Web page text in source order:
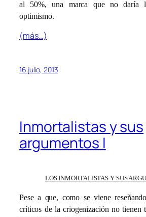
al 50%, una marca que no daría
optimismo.
(más…)
16 julio, 2013
Inmortalistas y sus
argumentos I
LOS INMORTALISTAS Y SUS
Pese a que, como se viene
críticos de la criogenización no tienen